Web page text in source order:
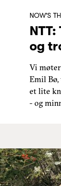
NOW'S
og
Vi
Emil Bø,
et lite
- og